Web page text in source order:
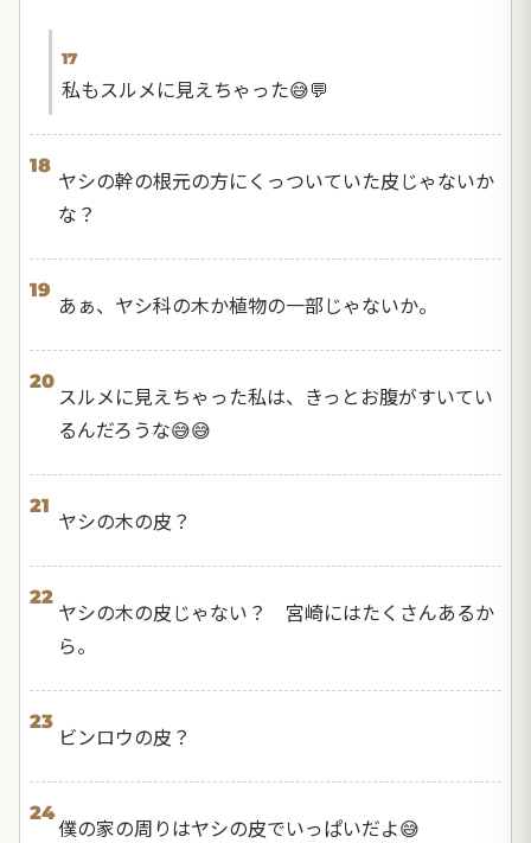
17
私もスルメに見えちゃった😅💬
18
ヤシの幹の根元の方にくっついていた皮じゃないか
な？
19
あぁ、ヤシ科の木か植物の一部じゃないか。
20
スルメに見えちゃった私は、きっとお腹がすいてい
るんだろうな😅😅
21
ヤシの木の皮？
22
ヤシの木の皮じゃない？ 宮崎にはたくさんあるか
ら。
23
ビンロウの皮？
24
僕の家の周りはヤシの皮でいっぱいだよ😅